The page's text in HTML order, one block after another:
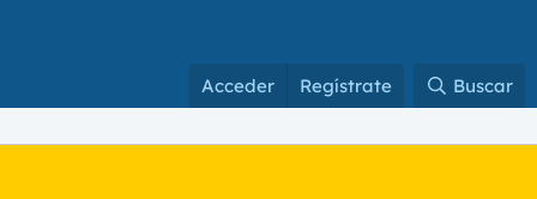
Acceder Regístrate Buscar